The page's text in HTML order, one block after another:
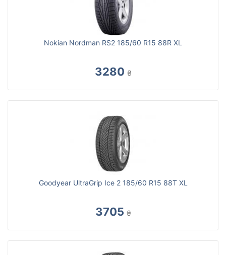
Nokian Nordman RS2 185/60 R15 88R XL
3280 ₴
Goodyear UltraGrip Ice 2 185/60 R15 88T XL
3705 ₴